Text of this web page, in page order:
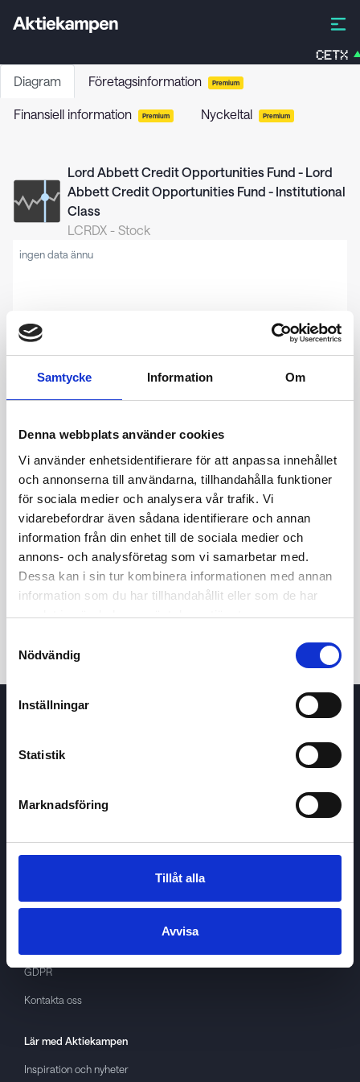
Samtycke Information Om
Denna webbplats använder cookies
Vi använder enhetsidentifierare för att anpassa innehållet
och annonserna till användarna, tillhandahålla funktioner
för sociala medier och analysera vår trafik. Vi
vidarebefordrar även sådana identifierare och annan
information från din enhet till de sociala medier och
annons- och analysföretag som vi samarbetar med.
Dessa kan i sin tur kombinera informationen med annan
information som du har tillhandahållit eller som de har
samlat in när du har använt deras tjänster.
Nödvändig
Inställningar
Statistik
Marknadsföring
Tillåt alla
Avvisa
CETX
Diagram Företagsinformation Premium
Finansiell information Premium Nyckeltal Premium
Lord Abbett Credit Opportunities Fund - Lord
Abbett Credit Opportunities Fund - Institutional
Class
LCRDX - Stock
ingen data ännu
24t 7d 3m 1å
Köp / Sälj
OmAktiekampen
GDPR
Kontakta oss
Lär med Aktiekampen
Inspiration och nyheter